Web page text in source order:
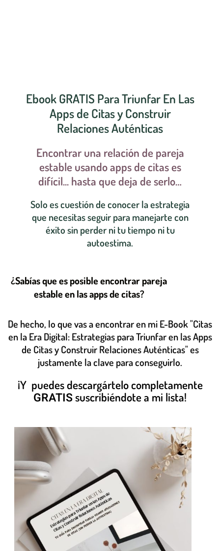
Ebook GRATIS Para Triunfar En Las
Apps de Citas y Construir
Relaciones Auténticas
Encontrar una relación de pareja
estable usando apps de citas es
difícil... hasta que deja de serlo…
Solo es cuestión de conocer la estrategia
que necesitas seguir para manejarte con
éxito sin perder ni tu tiempo ni tu
autoestima.
¿Sabías que es posible encontrar pareja
estable en las apps de citas?
De hecho, lo que vas a encontrar en mi E-Book "Citas
en la Era Digital: Estrategias para Triunfar en las Apps
de Citas y Construir Relaciones Auténticas" es
justamente la clave para conseguirlo.
¡Y puedes descargártelo completamente
GRATIS suscribiéndote a mi lista!